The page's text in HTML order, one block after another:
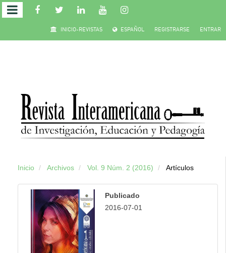
Salto
rápido
Navegación
principal
Contenido
principal
INICIO-REVISTAS ESPAÑOL REGISTRARSE ENTRAR
Inicio Archivos Vol. 9 Núm. 2 (2016) Artículos
Publicado
2016-07-01